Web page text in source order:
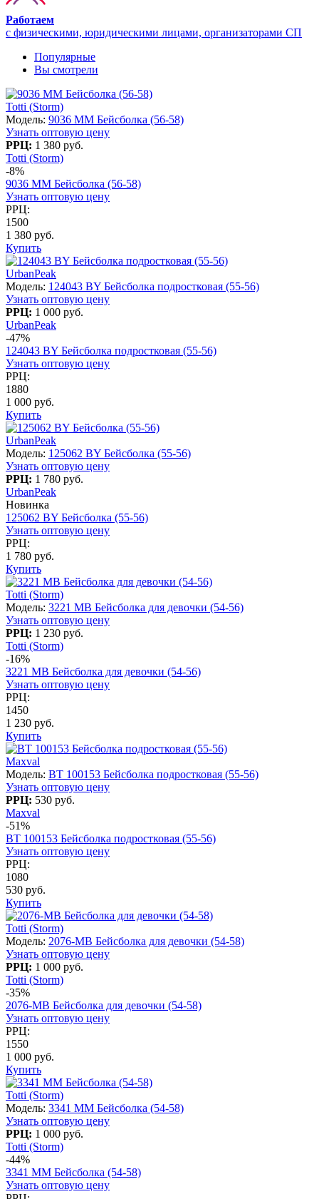
Работаем
с физическими, юридическими лицами, организаторами СП
Популярные
Вы смотрели
Totti (Storm)
Модель: 9036 MM Бейсболка (56-58)
Узнать оптовую цену
РРЦ: 1 380 руб.
Totti (Storm)
-8%
9036 MM Бейсболка (56-58)
Узнать оптовую цену
РРЦ:
1500
1 380 руб.
Купить
UrbanPeak
Модель: 124043 BY Бейсболка подростковая (55-56)
Узнать оптовую цену
РРЦ: 1 000 руб.
UrbanPeak
-47%
124043 BY Бейсболка подростковая (55-56)
Узнать оптовую цену
РРЦ:
1880
1 000 руб.
Купить
UrbanPeak
Модель: 125062 BY Бейсболка (55-56)
Узнать оптовую цену
РРЦ: 1 780 руб.
UrbanPeak
Новинка
125062 BY Бейсболка (55-56)
Узнать оптовую цену
РРЦ:
1 780 руб.
Купить
Totti (Storm)
Модель: 3221 МВ Бейсболка для девочки (54-56)
Узнать оптовую цену
РРЦ: 1 230 руб.
Totti (Storm)
-16%
3221 МВ Бейсболка для девочки (54-56)
Узнать оптовую цену
РРЦ:
1450
1 230 руб.
Купить
Maxval
Модель: BT 100153 Бейсболка подростковая (55-56)
Узнать оптовую цену
РРЦ: 530 руб.
Maxval
-51%
BT 100153 Бейсболка подростковая (55-56)
Узнать оптовую цену
РРЦ:
1080
530 руб.
Купить
Totti (Storm)
Модель: 2076-МВ Бейсболка для девочки (54-58)
Узнать оптовую цену
РРЦ: 1 000 руб.
Totti (Storm)
-35%
2076-МВ Бейсболка для девочки (54-58)
Узнать оптовую цену
РРЦ:
1550
1 000 руб.
Купить
Totti (Storm)
Модель: 3341 MM Бейсболка (54-58)
Узнать оптовую цену
РРЦ: 1 000 руб.
Totti (Storm)
-44%
3341 MM Бейсболка (54-58)
Узнать оптовую цену